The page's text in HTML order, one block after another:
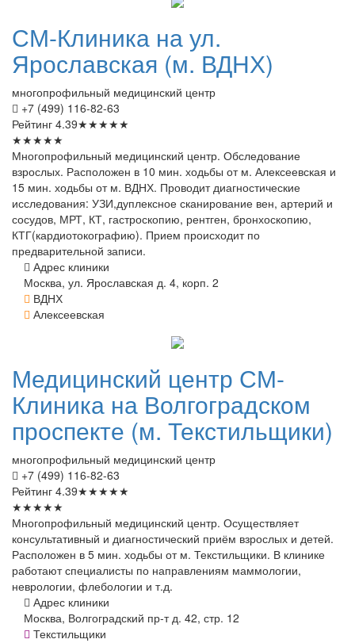
СМ-Клиника на ул.
Ярославская (м. ВДНХ)
многопрофильный медицинский центр
+7 (499) 116-82-63
Рейтинг 4.39★★★★★
★★★★★
Многопрофильный медицинский центр. Обследование
взрослых. Расположен в 10 мин. ходьбы от м. Алексеевская и
15 мин. ходьбы от м. ВДНХ. Проводит диагностические
исследования: УЗИ,дуплексное сканирование вен, артерий и
сосудов, МРТ, КТ, гастроскопию, рентген, бронхоскопию,
КТГ(кардиотокографию). Прием происходит по
предварительной записи.
Адрес клиники
Москва, ул. Ярославская д. 4, корп. 2
ВДНХ
Алексеевская
Медицинский центр СМ-
Клиника на Волгоградском
проспекте (м. Текстильщики)
многопрофильный медицинский центр
+7 (499) 116-82-63
Рейтинг 4.39★★★★★
★★★★★
Многопрофильный медицинский центр. Осуществляет
консультативный и диагностический приём взрослых и детей.
Расположен в 5 мин. ходьбы от м. Текстильщики. В клинике
работают специалисты по направлениям маммологии,
неврологии, флебологии и т.д.
Адрес клиники
Москва, Волгоградский пр-т д. 42, стр. 12
Текстильщики